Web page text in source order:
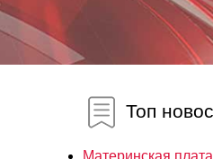
Топ
Материнская